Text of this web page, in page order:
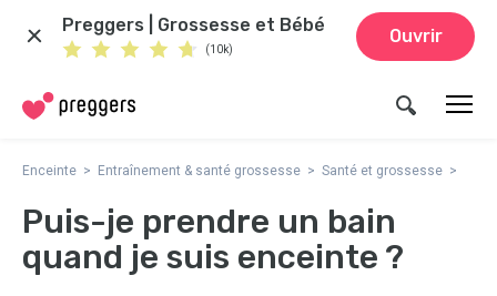
Preggers | Grossesse et Bébé
(10k)
Ouvrir
Enceinte Entraînement & santé grossesse Santé et grossesse
Puis-je prendre un bain
quand je suis enceinte ?